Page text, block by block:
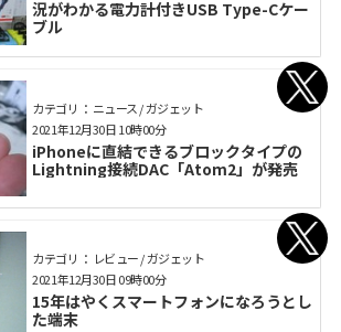
況がわかる電力計付きUSB Type-Cケー
ブル
カテゴリ： ニュース / ガジェット
iPhoneに直結できるブロックタイプの
Lightning接続DAC「Atom2」が発売
2021年12月30日 10時00分
カテゴリ： レビュー / ガジェット
15年はやくスマートフォンになろうとし
た端末
2021年12月30日 09時00分